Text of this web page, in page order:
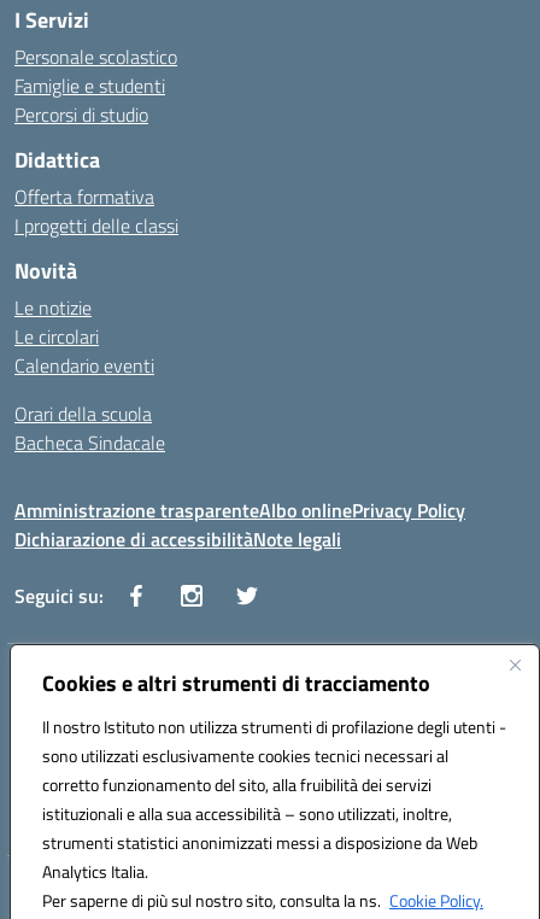
Cookies e altri strumenti di tracciamento
Il nostro Istituto non utilizza strumenti di profilazione degli utenti -
sono utilizzati esclusivamente cookies tecnici necessari al
corretto funzionamento del sito, alla fruibilità dei servizi
istituzionali e alla sua accessibilità – sono utilizzati, inoltre,
strumenti statistici anonimizzati messi a disposizione da Web
Analytics Italia.
Per saperne di più sul nostro sito, consulta la ns. Cookie Policy.
I Servizi
Personale scolastico
Famiglie e studenti
Percorsi di studio
Didattica
Offerta formativa
I progetti delle classi
Novità
Le notizie
Le circolari
Calendario eventi
Orari della scuola
Bacheca Sindacale
Amministrazione trasparenteAlbo onlinePrivacy Policy
Dichiarazione di accessibilitàNote legali
Seguici su:
Indirizzo:Via Vaccari n.5 e Via Falcone n.20 - 91025 Marsala
Posta elettronica certificata (PEC):tppm03000q@pec.istruzione.it
Codice fiscale: 82004490817
Codice meccanografico: TPPM03000Q
Hosting & Powered by 3D Solution S.r.l.